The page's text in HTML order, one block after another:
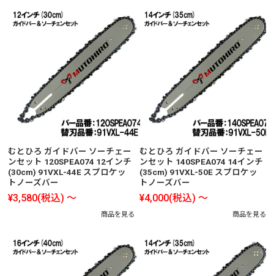
むとひろ ガイドバー ソーチェー
ンセット 120SPEA074 12インチ
(30cm) 91VXL-44E スプロケッ
トノーズバー
¥3,580(税込) ～
商品を見る
むとひろ ガイドバー ソーチェー
ンセット 140SPEA074 14インチ
(35cm) 91VXL-50E スプロケッ
トノーズバー
¥4,000(税込) ～
商品を見る